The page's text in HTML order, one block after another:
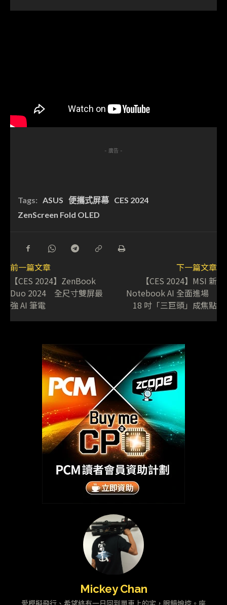
- 廣告 -
Tags: ASUS 便攜式屏幕 CES 2024
ZenScreen Fold OLED
前一篇文章
【CES 2024】ZenBook
Duo 2024 全尺寸雙屏最
強 AI 筆電
下一篇文章
【CES 2024】MSI 新
Notebook AI 全面進場
18 吋「三巨頭」成焦點
Mickey Chan